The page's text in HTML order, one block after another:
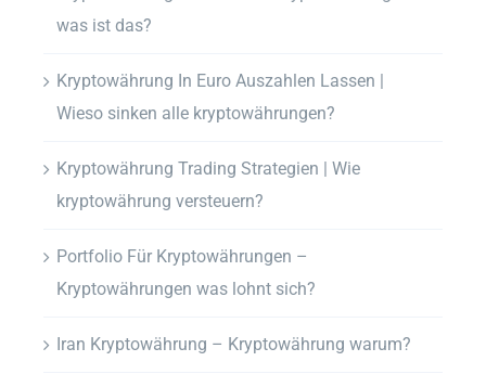
was ist das?
Kryptowährung In Euro Auszahlen Lassen |
Wieso sinken alle kryptowährungen?
Kryptowährung Trading Strategien | Wie
kryptowährung versteuern?
Portfolio Für Kryptowährungen –
Kryptowährungen was lohnt sich?
Iran Kryptowährung – Kryptowährung warum?